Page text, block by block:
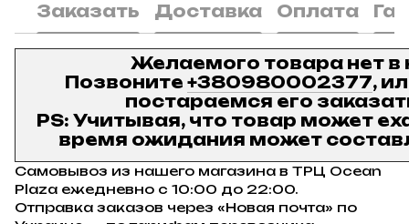
Заказать Доставка Оплата
Желаемого товара нет в
Позвоните +380980002377,
постараемся его
PS: Учитывая, что товар может
время ожидания может
Самовывоз из нашего магазина в ТРЦ Ocean
Plaza ежедневно с 10:00 до 22:00.
Отправка заказов через «Новая почта» по